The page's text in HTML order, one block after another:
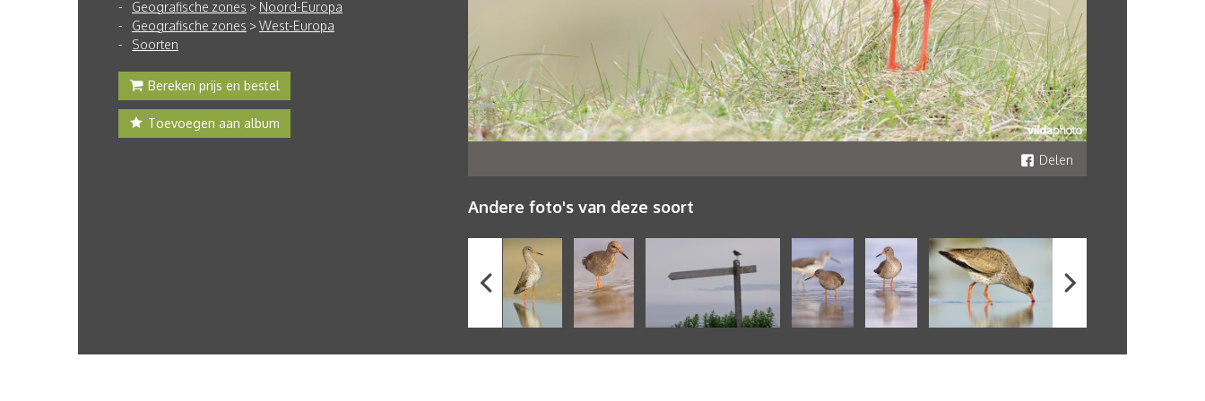
Geografische zones > Noord-Europa
Geografische zones >West-Europa
Soorten
Bereken prijs en bestel
Toevoegen aan album
Delen
Andere foto's van deze soort